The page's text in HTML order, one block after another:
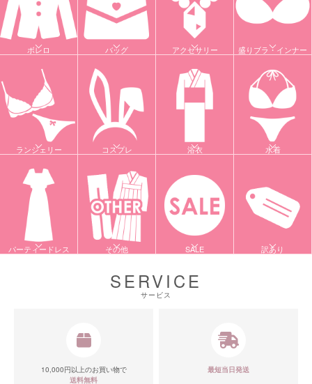
ボレロ バッグ アクセサリー 盛りブラ・インナー
ランジェリー コスプレ 浴衣 水着
パーティードレス その他 SALE 訳あり
SERVICE
サービス
10,000円以上のお買い物で
送料無料
最短当日発送